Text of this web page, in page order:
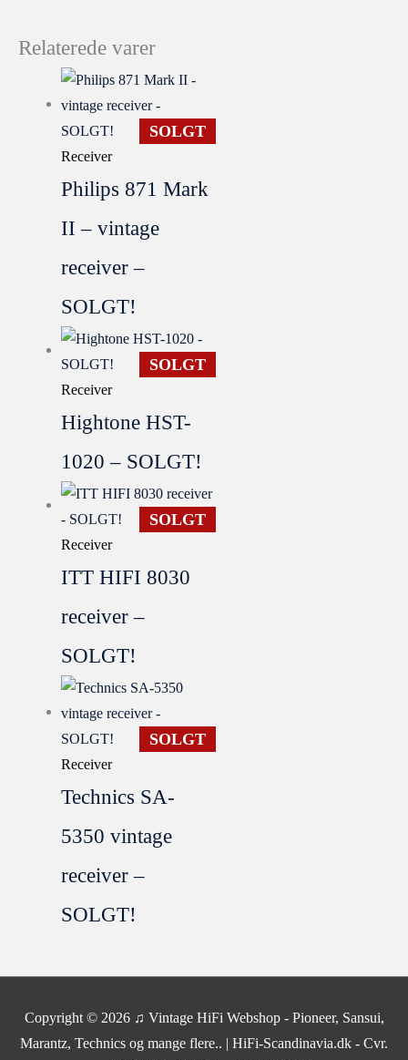
Relaterede varer
SOLGT
Receiver
Philips 871 Mark
II – vintage
receiver –
SOLGT!
SOLGT
Receiver
Hightone HST-
1020 – SOLGT!
SOLGT
Receiver
ITT HIFI 8030
receiver –
SOLGT!
SOLGT
Receiver
Technics SA-
5350 vintage
receiver –
SOLGT!
Copyright © 2026 ♫ Vintage HiFi Webshop - Pioneer, Sansui,
Marantz, Technics og mange flere.. | HiFi-Scandinavia.dk - Cvr.